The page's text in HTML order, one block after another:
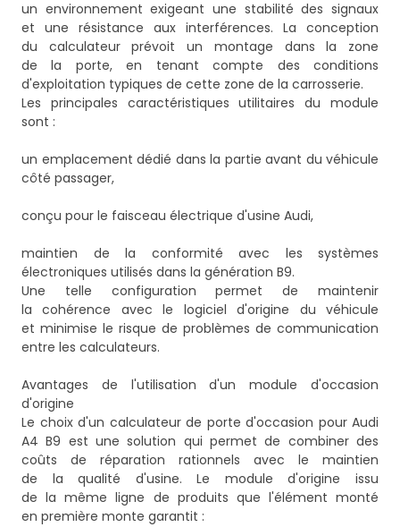
un environnement exigeant une stabilité des signaux
et une résistance aux interférences. La conception
du calculateur prévoit un montage dans la zone
de la porte, en tenant compte des conditions
d'exploitation typiques de cette zone de la carrosserie.
Les principales caractéristiques utilitaires du module
sont :
un emplacement dédié dans la partie avant du véhicule
côté passager,
conçu pour le faisceau électrique d'usine Audi,
maintien de la conformité avec les systèmes
électroniques utilisés dans la génération B9.
Une telle configuration permet de maintenir
la cohérence avec le logiciel d'origine du véhicule
et minimise le risque de problèmes de communication
entre les calculateurs.
Avantages de l'utilisation d'un module d'occasion
d'origine
Le choix d'un calculateur de porte d'occasion pour Audi
A4 B9 est une solution qui permet de combiner des
coûts de réparation rationnels avec le maintien
de la qualité d'usine. Le module d'origine issu
de la même ligne de produits que l'élément monté
en première monte garantit :